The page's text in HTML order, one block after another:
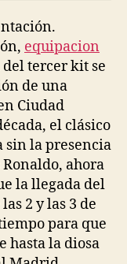
equipacion
tercer kit se
de una
Ciudad
el clásico
sin la presencia
ahora
la llegada del
2 y las 3 de
para que
hasta la diosa